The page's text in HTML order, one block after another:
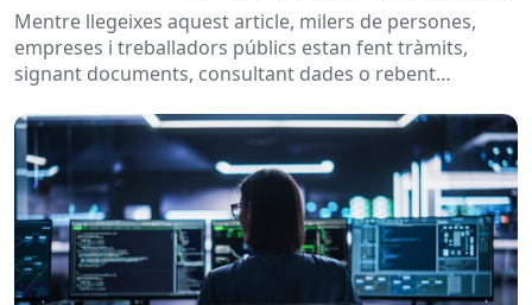
Mentre llegeixes aquest article, milers de persones,
empreses i treballadors públics estan fent tràmits,
signant documents, consultant dades o rebent
habitualment...